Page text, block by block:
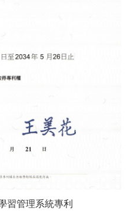
習管理系統專利